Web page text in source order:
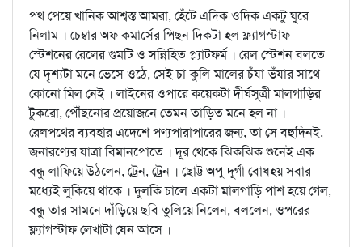
পথ পেয়ে খানিক আশ্বস্ত আমরা, হেঁটে এদিক ওদিক একটু ঘুরে
নিলাম । চেম্বার অফ কমার্সের পিছন দিকটা হল ফ্ল্যাগস্টাফ
স্টেশনের রেলের গুমটি ও সন্নিহিত প্ল্যাটফর্ম । রেল স্টেশন বলতে
যে দৃশ্যটা মনে ভেসে ওঠে, সেই চা-কুলি-মালের চঁযা-ভঁযার সাথে
কোনো মিল নেই । লাইনের ওপারে কয়েকটা দীর্ঘসূত্রী মালগাড়ির
টুকরো, পৌঁছনোর প্রয়োজনে তেমন তাড়িত মনে হল না ।
রেলপথের ব্যবহার এদেশে পণ্যপারাপারের জন্য, তা সে বহুদিনই,
জনারণ্যের যাত্রা বিমানপোতে । দূর থেকে ঝিকঝিক শুনেই এক
বন্ধু লাফিয়ে উঠলেন, ট্রেন, ট্রেন । ছোট্ট অপু-দূর্গা বোধহয় সবার
মধ্যেই লুকিয়ে থাকে । দুলকি চালে একটা মালগাড়ি পাশ হয়ে গেল,
বন্ধু তার সামনে দাঁড়িয়ে ছবি তুলিয়ে নিলেন, বললেন, ওপরের
ফ্ল্যাগস্টাফ লেখাটা যেন আসে ।